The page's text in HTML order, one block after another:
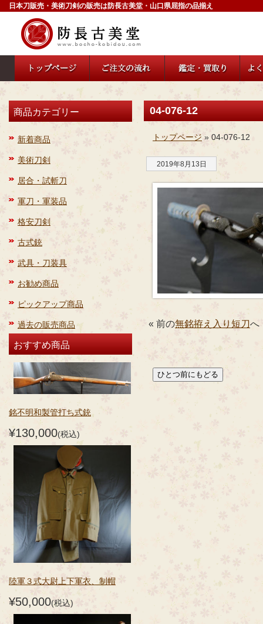
日本刀販売・美術刀剣の販売は防長古美堂・山口県屈指の品揃え
商品カテゴリー
新着商品
美術刀剣
居合・試斬刀
軍刀・軍装品
格安刀剣
古式銃
武具・刀装具
お勧め商品
ピックアップ商品
過去の販売商品
おすすめ商品
銘不明和製管打ち式銃
¥130,000(税込)
陸軍３式大尉上下軍衣、制帽
¥50,000(税込)
04-076-12
トップページ » 04-076-12
2019年8月13日
« 前の無銘拵え入り短刀へ